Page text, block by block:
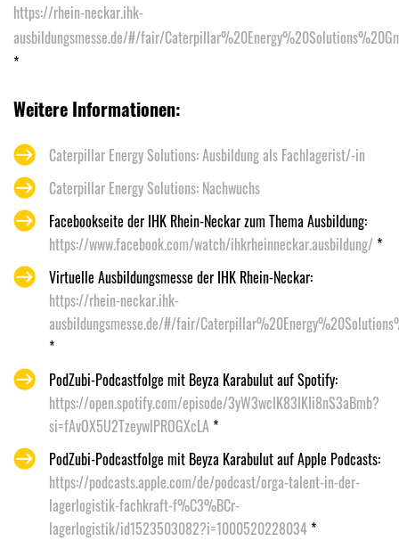
https://rhein-neckar.ihk-
ausbildungsmesse.de/#/fair/
*
Weitere Informationen:
Caterpillar Energy Solutions: Ausbildung als Fachlagerist/-in
Caterpillar Energy Solutions: Nachwuchs
Facebookseite der IHK Rhein-Neckar zum Thema Ausbildung:
https://www.facebook.com/watch/ihkrheinneckar.ausbildung/*
Virtuelle Ausbildungsmesse der IHK Rhein-Neckar:
https://rhein-neckar.ihk-
ausbildungsmesse.de/#/fair/
*
PodZubi-Podcastfolge mit Beyza Karabulut auf Spotify:
https://open.spotify.com/episode/3yW3wcIK83IKIi8nS3aBmb?
si=fAvOX5U2TzeywlPROGXcLA*
PodZubi-Podcastfolge mit Beyza Karabulut auf Apple Podcasts:
https://podcasts.apple.com/de/podcast/orga-talent-in-der-
lagerlogistik-fachkraft-f%C3%BCr-
lagerlogistik/id1523503082?i=1000520228034*